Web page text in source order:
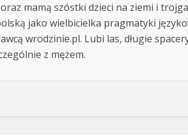
mamą szóstki dzieci na ziemi i
jako wielbicielka pragmatyki
wrodzinie.pl. Lubi las, długie
z mężem.